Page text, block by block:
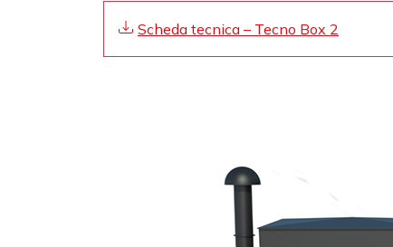
Scheda tecnica – Tecno Box 2